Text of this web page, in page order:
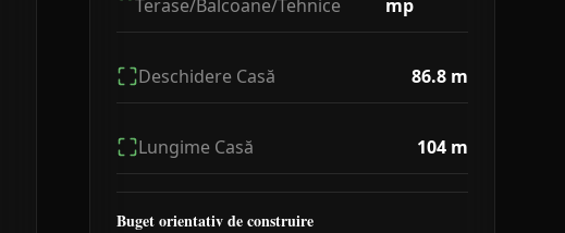
Terase/Balcoane/Tehnice
mp
Deschidere Casă 86.8m
Lungime Casă 104m
Buget orientativ de construire